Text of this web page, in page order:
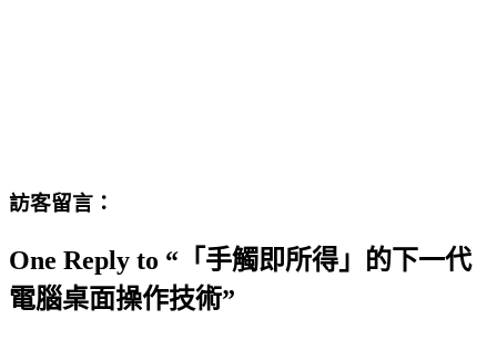
訪客留言：
One Reply to “「手觸即所得」的下一代
電腦桌面操作技術”